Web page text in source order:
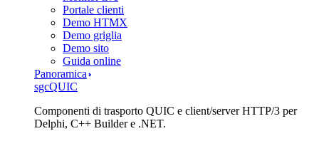
Portale clienti
Demo HTMX
Demo griglia
Demo sito
Guida online
Panoramica
sgcQUIC
Componenti di trasporto QUIC e client/server HTTP/3 per
Delphi, C++ Builder e .NET.